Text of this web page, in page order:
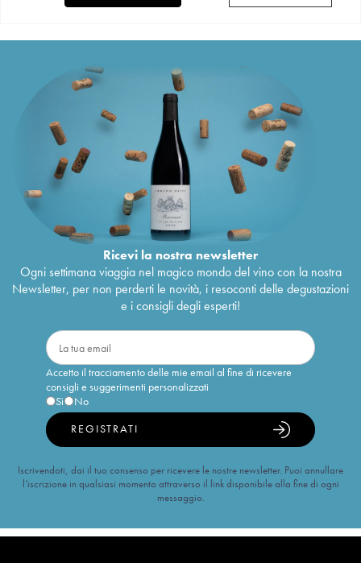
Ricevi la nostra newsletter
Ogni settimana viaggia nel magico mondo del vino con la nostra
Newsletter, per non perderti le novità, i resoconti delle degustazioni
e i consigli degli esperti!
Accetto il tracciamento delle mie email al fine di ricevere
consigli e suggerimenti personalizzati
Sì
No
REGISTRATI
Iscrivendoti, dai il tuo consenso per ricevere le nostre newsletter. Puoi annullare
l’iscrizione in qualsiasi momento attraverso il link disponibile alla fine di ogni
messaggio.